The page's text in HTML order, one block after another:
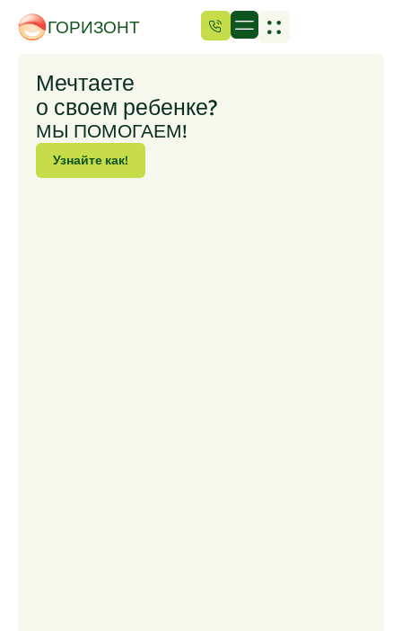
ГОРИЗОНТ
Мечтаете
о своем ребенке?
МЫ ПОМОГАЕМ!
Узнайте как!
Unlock extra savings on